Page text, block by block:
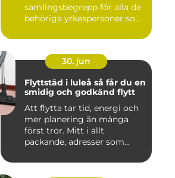
samlingsbegrepp för alla de
behöriga yrkespersoner so...
30. jun
Flyttstäd i luleå så får du en
smidig och godkänd flytt
Att flytta tar tid, energi och
mer planering än många
först tror. Mitt i allt
packande, adresser som...